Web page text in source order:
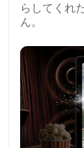
らしてくれ
ん。